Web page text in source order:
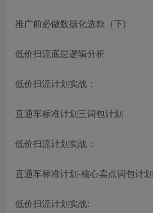
推广前必做数据化选款（下)
低价扫流底层逻辑分析
低价扫流计划实战：
直通车标准计划三词包计划
低价扫流计划实战：
直通车标准计划-核心卖点词包计划
低价扫流计划实战: